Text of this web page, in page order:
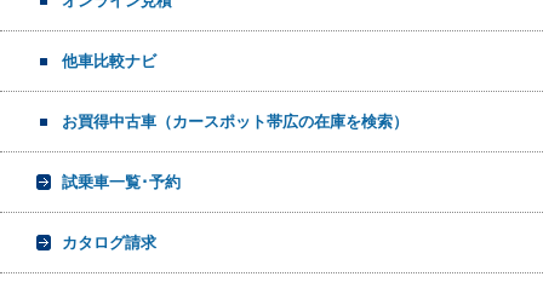
他車比較ナビ
お買得中古車（カースポット帯広の在庫を検索）
試乗車一覧･予約
カタログ請求